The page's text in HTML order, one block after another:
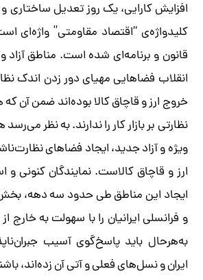
افزایش کارایی، یک روز تعدیل ساختاری
کلیدواژه‌ی “اقتصاد مقاومتی”
قانون و برنامه‌ای شده است. مناطق آزاد و
انقلاب فضاهایی مهیای دور زدن اندک
خروج ارز و قاچاق کالا بوده‌اند ضمن آن
نظارتی بر بازار کار را ندارند. به نظر
ویژه‌ و آزاد جدید، ایجاد فضاهای
ارز و قاچاق کالاست. نمایندگان کنونی
ایجاد این مناطق طی حدود سه دهه،
و فرانسلی ایرانیان را با سهولت به خارج
به‌هرحال باید پاسخ‌گوی آسیب
ایران و نسل‌های فعلی و آتی آن زده‌اند،